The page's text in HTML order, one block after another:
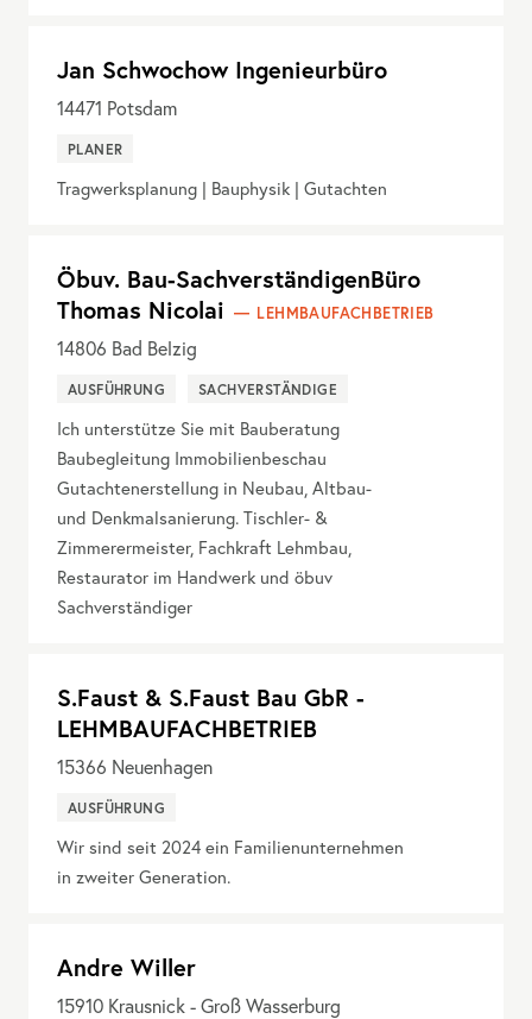
Jan Schwochow Ingenieurbüro
14471 Potsdam
PLANER
Tragwerksplanung | Bauphysik | Gutachten
Öbuv. Bau-SachverständigenBüro
Thomas Nicolai
LEHMBAUFACHBETRIEB
14806 Bad Belzig
AUSFÜHRUNG SACHVERSTÄNDIGE
Ich unterstütze Sie mit Bauberatung
Baubegleitung Immobilienbeschau
Gutachtenerstellung in Neubau, Altbau-
und Denkmalsanierung. Tischler- &
Zimmerermeister, Fachkraft Lehmbau,
Restaurator im Handwerk und öbuv
Sachverständiger
S.Faust & S.Faust Bau GbR -
LEHMBAUFACHBETRIEB
15366 Neuenhagen
AUSFÜHRUNG
Wir sind seit 2024 ein Familienunternehmen
in zweiter Generation.
Andre Willer
15910 Krausnick - Groß Wasserburg